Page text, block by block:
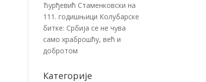
Ђурђевић Стаменковски на
111. годишњици Колубарске
битке: Србија се не чува
само храброшћу, већ и
добротом
Категорије